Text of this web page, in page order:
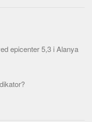
epicenter 5,3 i Alanya